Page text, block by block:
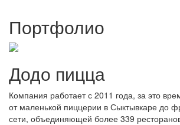
Портфолио
Додо пицца
Компания работает с 2011 года, за это
от маленькой пиццерии в Сыктывкаре до
сети, объединяющей более 339